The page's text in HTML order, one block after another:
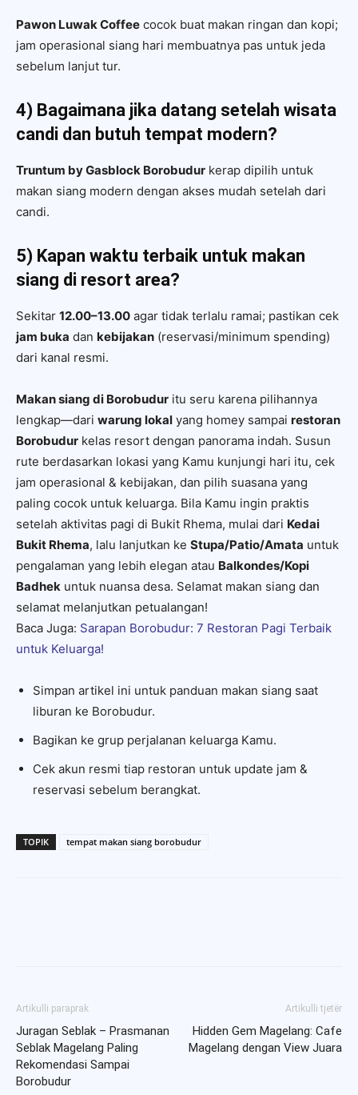
Pawon Luwak Coffee cocok buat makan ringan dan kopi;
jam operasional siang hari membuatnya pas untuk jeda
sebelum lanjut tur.
4) Bagaimana jika datang setelah wisata
candi dan butuh tempat modern?
Truntum by Gasblock Borobudur kerap dipilih untuk
makan siang modern dengan akses mudah setelah dari
candi.
5) Kapan waktu terbaik untuk makan
siang di resort area?
Sekitar 12.00–13.00 agar tidak terlalu ramai; pastikan cek
jam buka dan kebijakan (reservasi/minimum spending)
dari kanal resmi.
Makan siang di Borobudur itu seru karena pilihannya
lengkap—dari warung lokal yang homey sampai restoran
Borobudur kelas resort dengan panorama indah. Susun
rute berdasarkan lokasi yang Kamu kunjungi hari itu, cek
jam operasional & kebijakan, dan pilih suasana yang
paling cocok untuk keluarga. Bila Kamu ingin praktis
setelah aktivitas pagi di Bukit Rhema, mulai dari Kedai
Bukit Rhema, lalu lanjutkan ke Stupa/Patio/Amata untuk
pengalaman yang lebih elegan atau Balkondes/Kopi
Badhek untuk nuansa desa. Selamat makan siang dan
selamat melanjutkan petualangan!
Baca Juga: Sarapan Borobudur: 7 Restoran Pagi Terbaik
untuk Keluarga!
Simpan artikel ini untuk panduan makan siang saat
liburan ke Borobudur.
Bagikan ke grup perjalanan keluarga Kamu.
Cek akun resmi tiap restoran untuk update jam &
reservasi sebelum berangkat.
TOPIK tempat makan siang borobudur
Artikulli paraprak
Juragan Seblak – Prasmanan
Seblak Magelang Paling
Rekomendasi Sampai
Borobudur
Artikulli tjetër
Hidden Gem Magelang: Cafe
Magelang dengan View Juara